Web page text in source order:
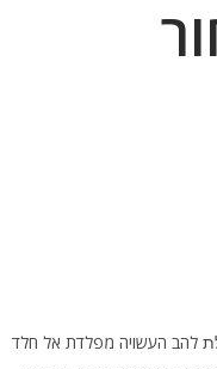
להב העשויה מפלדת אל חלד